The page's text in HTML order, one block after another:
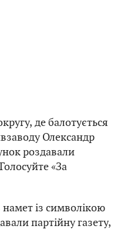
де балотується
Олександр
роздавали
«За
із символікою
партійну газету,